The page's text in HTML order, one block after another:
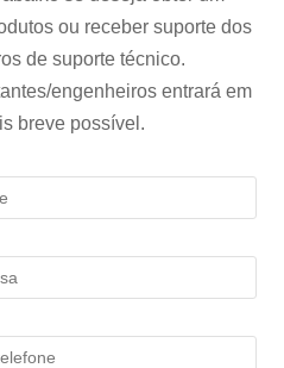
ou receber suporte dos
de suporte técnico.
engenheiros entrará em
breve possível.